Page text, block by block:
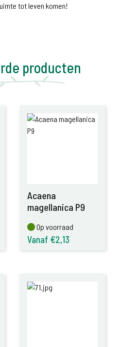
tot leven komen!
producten
Acaena
magellanica P9
Op voorraad
Op voorraad
Vanaf €2,13